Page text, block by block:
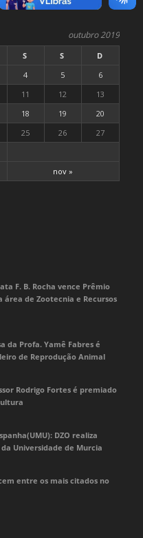
outubro 2019
S S D
nov »
4 5
6
11 12
13
18 19
20
25 26
27
F. B. Rocha vence Prêmio
área de Zootecnia e Recursos
da Profa. Yamê Fabres é
de Reprodução Animal
Rodrigo Fortes é premiado
DZO realiza
Universidade de Murcia
entre os mais citados no